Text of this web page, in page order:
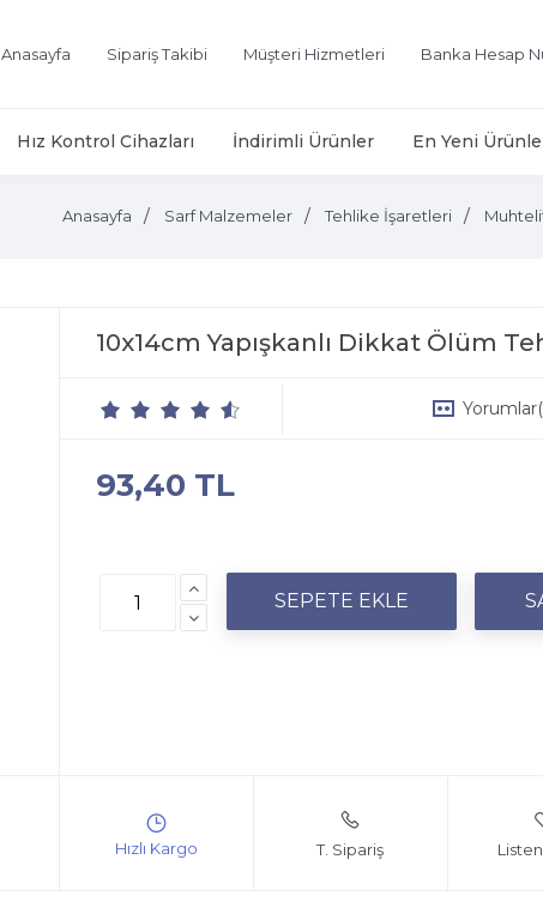
Anasayfa Sipariş Takibi Müşteri Hizmetleri Banka Hesap
Hız Kontrol Cihazları İndirimli Ürünler En Yeni
Anasayfa Sarf Malzemeler Tehlike İşaretleri
10x14cm Yapışkanlı Dikkat Ölüm
Yorumlar
93,40 TL
T. Sipariş